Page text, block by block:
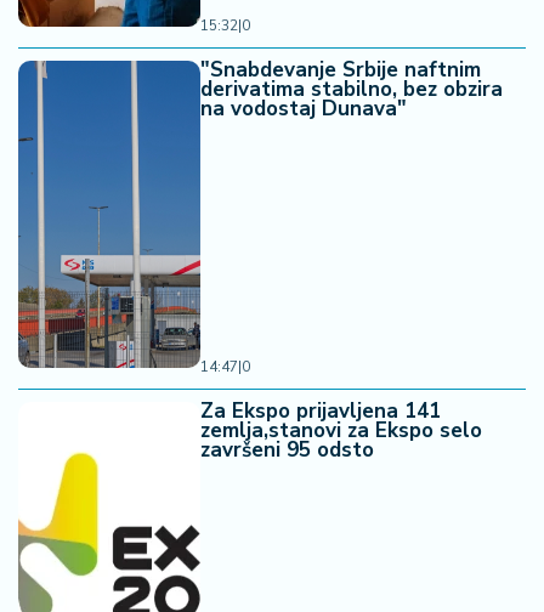
15:32|0
"Snabdevanje Srbije naftnim
derivatima stabilno, bez obzira
na vodostaj Dunava"
14:47|0
Za Ekspo prijavljena 141
zemlja,stanovi za Ekspo selo
završeni 95 odsto